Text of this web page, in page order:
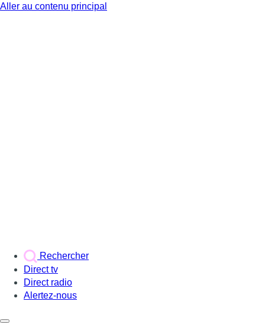
Aller au contenu principal
Rechercher
Direct tv
Direct radio
Alertez-nous